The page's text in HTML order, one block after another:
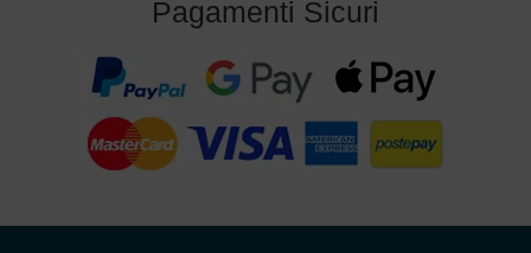
Pagamenti Sicuri